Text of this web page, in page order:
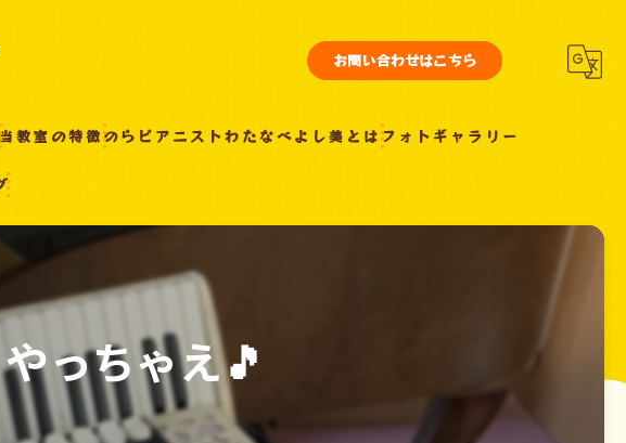
お問い合わせはこちら
当教室の特徴
非認知能力
ピアノ
のらピアニストわたなべよし美とはフォトギャラリー
っちゃえ🎵